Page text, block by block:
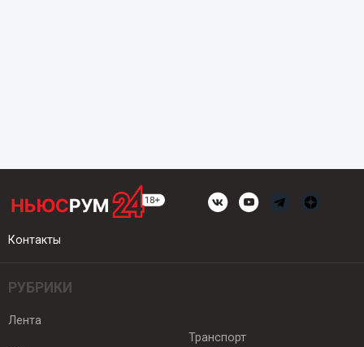
Контакты
РУБРИКИ
Лента
Транспорт